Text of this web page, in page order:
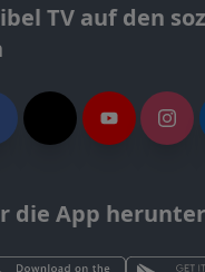
TV auf den
die App herunter